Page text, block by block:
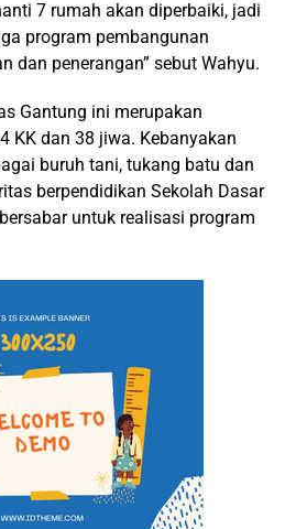
7 rumah akan diperbaiki, jadi
program pembangunan
dan penerangan” sebut Wahyu.
Gantung ini merupakan
KK dan 38 jiwa. Kebanyakan
buruh tani, tukang batu dan
berpendidikan Sekolah Dasar
untuk realisasi program